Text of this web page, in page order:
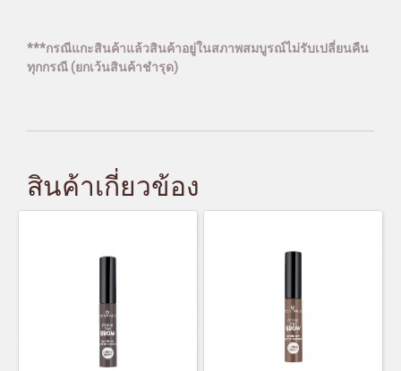
***กรณีแกะสินค้าแล้วสินค้าอยู่ในสภาพสมบูรณ์ไม่รับเปลี่ยนคืน
ทุกกรณี (ยกเว้นสินค้าชำรุด)
สินค้าเกี่ยวข้อง